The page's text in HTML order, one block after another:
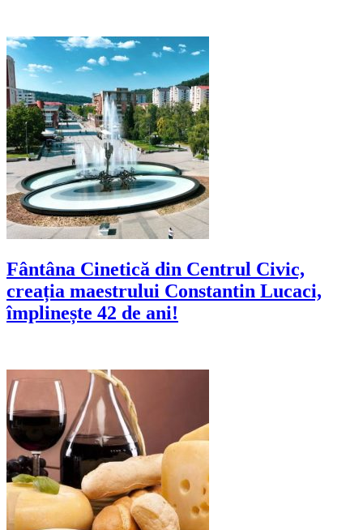
Fântâna Cinetică din Centrul Civic,
creația maestrului Constantin Lucaci,
împlinește 42 de ani!